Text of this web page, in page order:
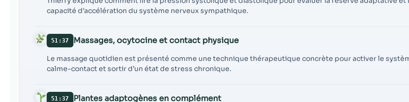
capacité d’accélération du système nerveux sympathique.
51:37 Massages, ocytocine et contact physique
Le massage quotidien est présenté comme une technique thérapeutique concrète pour activer le
calme-contact et sortir d’un état de stress chronique.
51:37 Plantes adaptogènes en complément